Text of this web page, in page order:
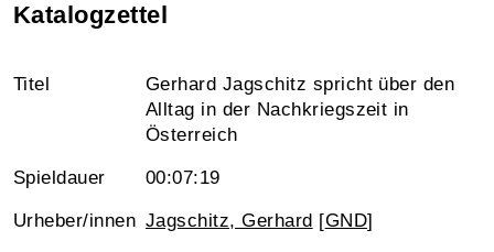
Katalogzettel
Titel
Gerhard Jagschitz spricht über den
Alltag in der Nachkriegszeit in
Österreich
Spieldauer 00:07:19
Urheber/innen Jagschitz, Gerhard [GND]